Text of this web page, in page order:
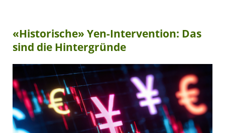
«Historische» Yen-Intervention: Das
sind die Hintergründe